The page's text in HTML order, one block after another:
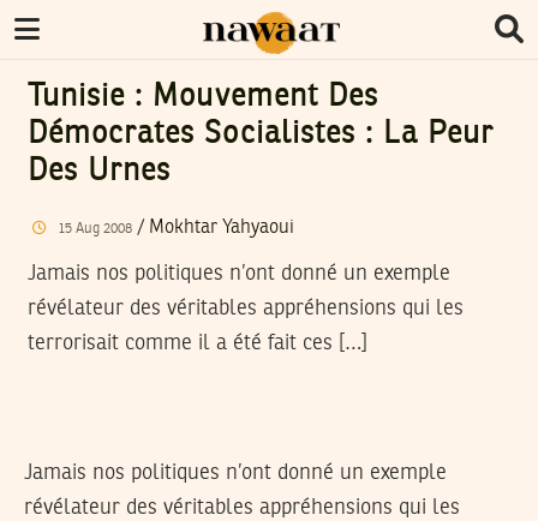
Tunisie : Mouvement Des
Démocrates Socialistes : La Peur
Des Urnes
15 Aug 2008/ Mokhtar Yahyaoui
Jamais nos politiques n’ont donné un exemple
révélateur des véritables appréhensions qui les
terrorisait comme il a été fait ces […]
Jamais nos politiques n’ont donné un exemple
révélateur des véritables appréhensions qui les